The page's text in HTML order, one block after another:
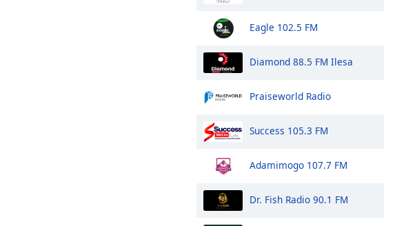
Eagle 102.5 FM
Diamond 88.5 FM Ilesa
Praiseworld Radio
Success 105.3 FM
Adamimogo 107.7 FM
Dr. Fish Radio 90.1 FM